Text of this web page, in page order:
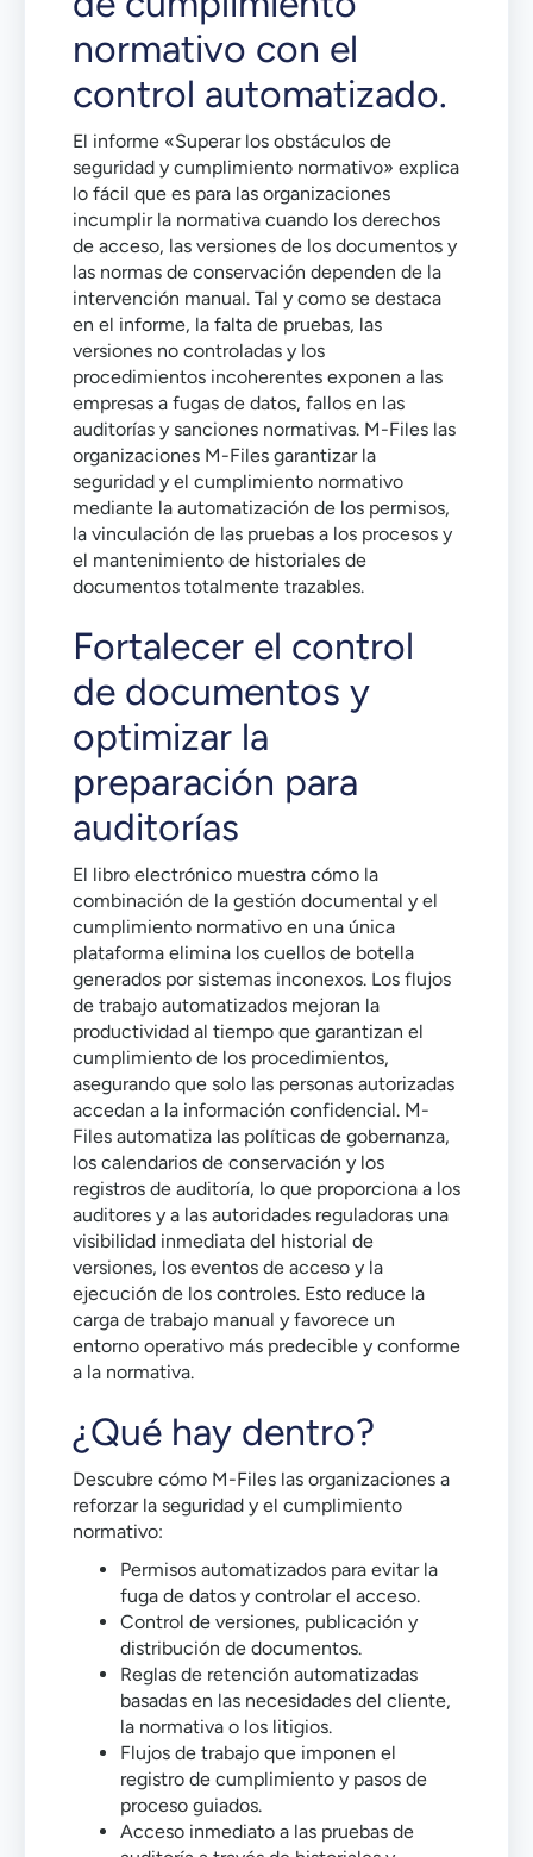
normativo con el
control automatizado.
El informe «Superar los obstáculos de
seguridad y cumplimiento normativo» explica
lo fácil que es para las organizaciones
incumplir la normativa cuando los derechos
de acceso, las versiones de los documentos y
las normas de conservación dependen de la
intervención manual. Tal y como se destaca
en el informe, la falta de pruebas, las
versiones no controladas y los
procedimientos incoherentes exponen a las
empresas a fugas de datos, fallos en las
auditorías y sanciones normativas. M-Files las
organizaciones M-Files garantizar la
seguridad y el cumplimiento normativo
mediante la automatización de los permisos,
la vinculación de las pruebas a los procesos y
el mantenimiento de historiales de
documentos totalmente trazables.
Fortalecer el control
de documentos y
optimizar la
preparación para
auditorías
El libro electrónico muestra cómo la
combinación de la gestión documental y el
cumplimiento normativo en una única
plataforma elimina los cuellos de botella
generados por sistemas inconexos. Los flujos
de trabajo automatizados mejoran la
productividad al tiempo que garantizan el
cumplimiento de los procedimientos,
asegurando que solo las personas autorizadas
accedan a la información confidencial. M-
Files automatiza las políticas de gobernanza,
los calendarios de conservación y los
registros de auditoría, lo que proporciona a los
auditores y a las autoridades reguladoras una
visibilidad inmediata del historial de
versiones, los eventos de acceso y la
ejecución de los controles. Esto reduce la
carga de trabajo manual y favorece un
entorno operativo más predecible y conforme
a la normativa.
¿Qué hay dentro?
Descubre cómo M-Files las organizaciones a
reforzar la seguridad y el cumplimiento
normativo:
Permisos automatizados para evitar la
fuga de datos y controlar el acceso.
Control de versiones, publicación y
distribución de documentos.
Reglas de retención automatizadas
basadas en las necesidades del cliente,
la normativa o los litigios.
Flujos de trabajo que imponen el
registro de cumplimiento y pasos de
proceso guiados.
Acceso inmediato a las pruebas de